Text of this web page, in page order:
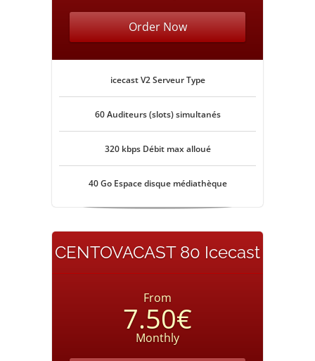
Order Now
icecast V2 Serveur Type
60 Auditeurs (slots) simultanés
320 kbps Débit max alloué
40 Go Espace disque médiathèque
CENTOVACAST 80 Icecast
From
7.50€
Monthly